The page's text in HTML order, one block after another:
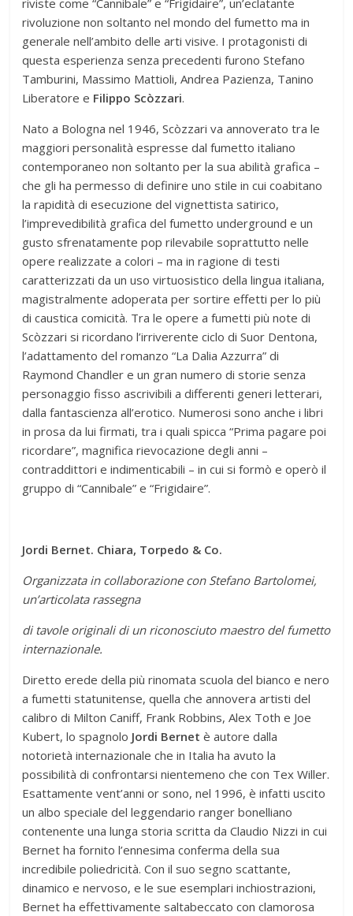
rivoluzione non soltanto nel mondo del fumetto ma in
generale nell’ambito delle arti visive. I protagonisti di
questa esperienza senza precedenti furono Stefano
Tamburini, Massimo Mattioli, Andrea Pazienza, Tanino
Liberatore e Filippo Scòzzari.
Nato a Bologna nel 1946, Scòzzari va annoverato tra le
maggiori personalità espresse dal fumetto italiano
contemporaneo non soltanto per la sua abilità grafica –
che gli ha permesso di definire uno stile in cui coabitano
la rapidità di esecuzione del vignettista satirico,
l’imprevedibilità grafica del fumetto underground e un
gusto sfrenatamente pop rilevabile soprattutto nelle
opere realizzate a colori – ma in ragione di testi
caratterizzati da un uso virtuosistico della lingua italiana,
magistralmente adoperata per sortire effetti per lo più
di caustica comicità. Tra le opere a fumetti più note di
Scòzzari si ricordano l’irriverente ciclo di Suor Dentona,
l’adattamento del romanzo “La Dalia Azzurra” di
Raymond Chandler e un gran numero di storie senza
personaggio fisso ascrivibili a differenti generi letterari,
dalla fantascienza all’erotico. Numerosi sono anche i libri
in prosa da lui firmati, tra i quali spicca “Prima pagare poi
ricordare”, magnifica rievocazione degli anni –
contraddittori e indimenticabili – in cui si formò e operò il
gruppo di “Cannibale” e “Frigidaire”.
Jordi Bernet. Chiara, Torpedo & Co.
Organizzata in collaborazione con Stefano Bartolomei,
un’articolata rassegna
di tavole originali di un riconosciuto maestro del fumetto
internazionale.
Diretto erede della più rinomata scuola del bianco e nero
a fumetti statunitense, quella che annovera artisti del
calibro di Milton Caniff, Frank Robbins, Alex Toth e Joe
Kubert, lo spagnolo Jordi Bernet è autore dalla
notorietà internazionale che in Italia ha avuto la
possibilità di confrontarsi nientemeno che con Tex Willer.
Esattamente vent’anni or sono, nel 1996, è infatti uscito
un albo speciale del leggendario ranger bonelliano
contenente una lunga storia scritta da Claudio Nizzi in cui
Bernet ha fornito l’ennesima conferma della sua
incredibile poliedricità. Con il suo segno scattante,
dinamico e nervoso, e le sue esemplari inchiostrazioni,
Bernet ha effettivamente saltabeccato con clamorosa